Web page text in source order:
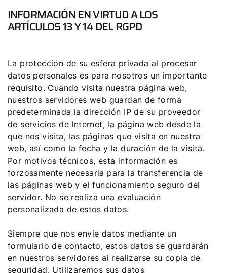
INFORMACIÓN EN VIRTUD A LOS
ARTÍCULOS 13 Y 14 DEL RGPD
La protección de su esfera privada al procesar
datos personales es para nosotros un importante
requisito. Cuando visita nuestra página web,
nuestros servidores web guardan de forma
predeterminada la dirección IP de su proveedor
de servicios de Internet, la página web desde la
que nos visita, las páginas que visita en nuestra
web, así como la fecha y la duración de la visita.
Por motivos técnicos, esta información es
forzosamente necesaria para la transferencia de
las páginas web y el funcionamiento seguro del
servidor. No se realiza una evaluación
personalizada de estos datos.
Siempre que nos envíe datos mediante un
formulario de contacto, estos datos se guardarán
en nuestros servidores al realizarse su copia de
seguridad. Utilizaremos sus datos